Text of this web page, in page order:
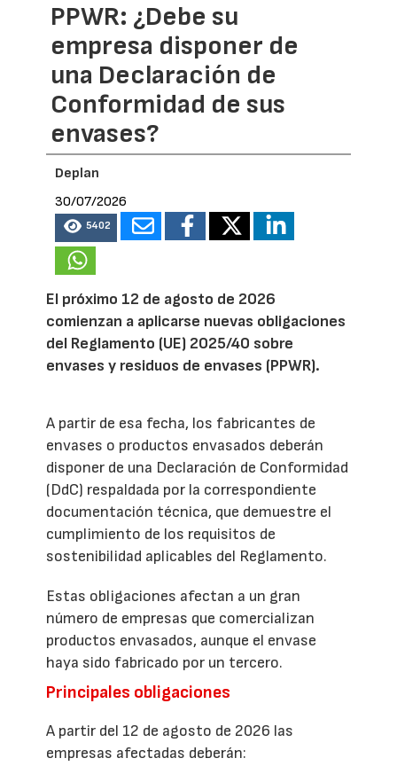
PPWR: ¿Debe su
empresa disponer de
una Declaración de
Conformidad de sus
envases?
Deplan
30/07/2026
5402
El próximo 12 de agosto de 2026
comienzan a aplicarse nuevas obligaciones
del Reglamento (UE) 2025/40 sobre
envases y residuos de envases (PPWR).
A partir de esa fecha, los fabricantes de
envases o productos envasados deberán
disponer de una Declaración de Conformidad
(DdC) respaldada por la correspondiente
documentación técnica, que demuestre el
cumplimiento de los requisitos de
sostenibilidad aplicables del Reglamento.
Estas obligaciones afectan a un gran
número de empresas que comercializan
productos envasados, aunque el envase
haya sido fabricado por un tercero.
Principales obligaciones
A partir del 12 de agosto de 2026 las
empresas afectadas deberán: